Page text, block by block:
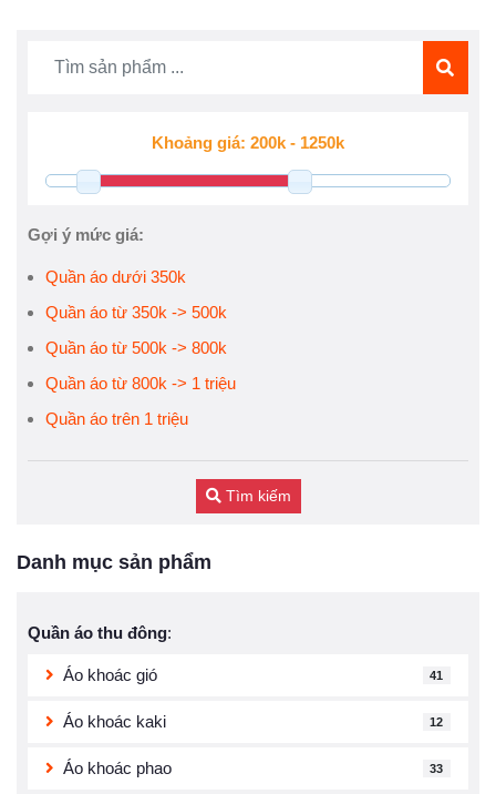
Gợi ý mức giá:
Quần áo dưới 350k
Quần áo từ 350k -> 500k
Quần áo từ 500k -> 800k
Quần áo từ 800k -> 1 triệu
Quần áo trên 1 triệu
Tìm kiếm
Danh mục sản phẩm
Quần áo thu đông:
Áo khoác gió 41
Áo khoác kaki 12
Áo khoác phao 33